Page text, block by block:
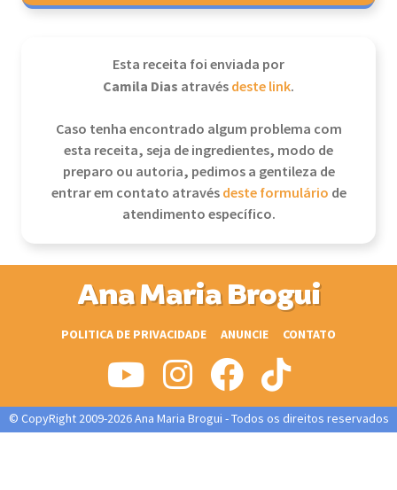
Esta receita foi enviada por
Camila Dias atravésdeste link.
Caso tenha encontrado algum problema com
esta receita, seja de ingredientes, modo de
preparo ou autoria, pedimos a gentileza de
entrar em contato atravésdeste formulário de
atendimento específico.
Ana Maria Brogui
POLITICA DE PRIVACIDADE ANUNCIE CONTATO
© CopyRight 2009-2026 Ana Maria Brogui - Todos os direitos reservados